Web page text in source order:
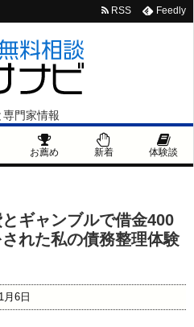
専門家情報
お薦め 新着 体験談
RSS Feedly
ギャンブルで借金400
れた私の債務整理体験
月6日